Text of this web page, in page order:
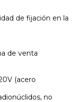
de fijación en la
de venta
(acero
no